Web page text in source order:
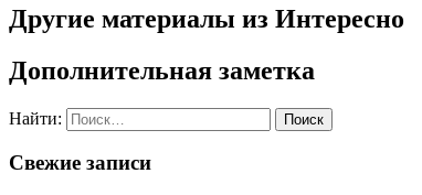
Другие материалы из Интересно
Дополнительная заметка
Найти:
Свежие записи